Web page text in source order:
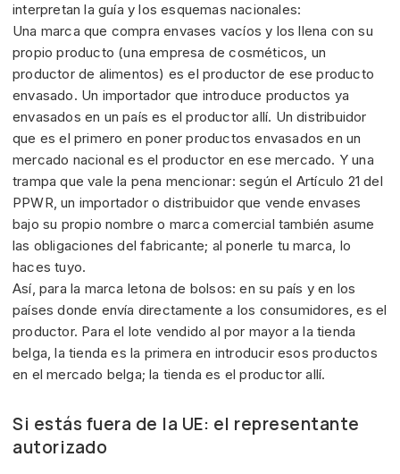
interpretan la guía y los esquemas nacionales:
Una marca que compra envases vacíos y los llena con su
propio producto (una empresa de cosméticos, un
productor de alimentos) es el productor de ese producto
envasado. Un importador que introduce productos ya
envasados en un país es el productor allí. Un distribuidor
que es el primero en poner productos envasados en un
mercado nacional es el productor en ese mercado. Y una
trampa que vale la pena mencionar: según el Artículo 21 del
PPWR, un importador o distribuidor que vende envases
bajo su propio nombre o marca comercial también asume
las obligaciones del fabricante; al ponerle tu marca, lo
haces tuyo.
Así, para la marca letona de bolsos: en su país y en los
países donde envía directamente a los consumidores, es el
productor. Para el lote vendido al por mayor a la tienda
belga, la tienda es la primera en introducir esos productos
en el mercado belga; la tienda es el productor allí.
Si estás fuera de la UE: el representante
autorizado